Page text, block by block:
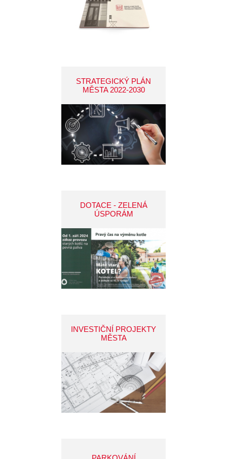
STRATEGICKÝ PLÁN
MĚSTA 2022-2030
DOTACE - ZELENÁ
ÚSPORÁM
INVESTIČNÍ PROJEKTY
MĚSTA